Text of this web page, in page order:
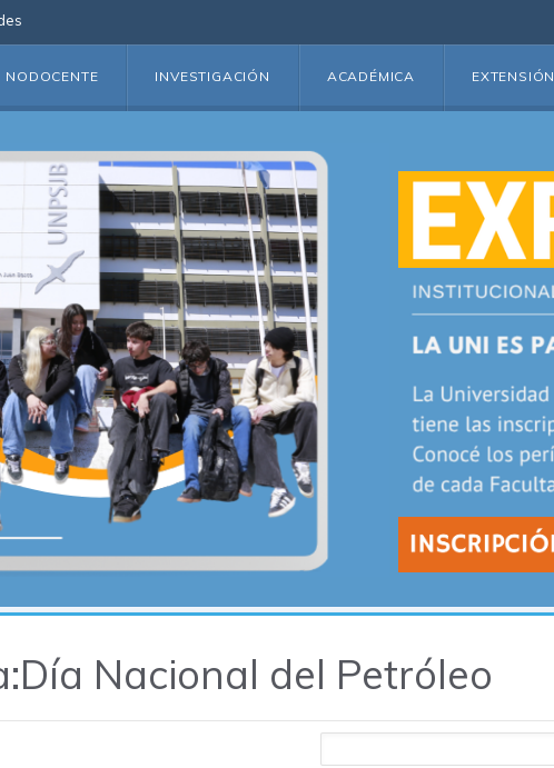
NODOCENTE INVESTIGACIÓN ACADÉMICA EXTENSIÓN
Nacional del Petróleo